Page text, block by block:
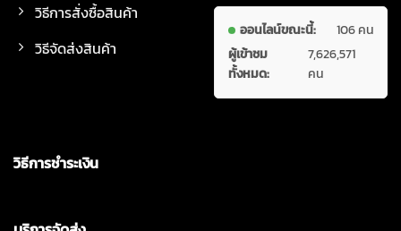
วิธีการสั่งซื้อสินค้า
วิธีจัดส่งสินค้า
ออนไลน์ขณะนี้:
106 คน
ผู้เข้าชม
ทั้งหมด:
7,626,571
คน
วิธีการชำระเงิน